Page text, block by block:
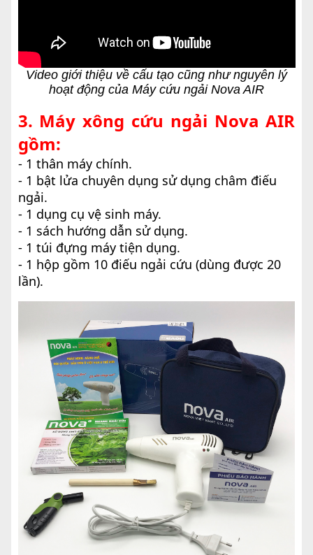
Video giới thiệu về cấu tạo cũng như nguyên lý
hoạt động của Máy cứu ngải Nova AIR
3. Máy xông cứu ngải Nova AIR
gồm:
- 1 thân máy chính.
- 1 bật lửa chuyên dụng sử dụng châm điếu
ngải.
- 1 dụng cụ vệ sinh máy.
- 1 sách hướng dẫn sử dụng.
- 1 túi đựng máy tiện dụng.
- 1 hộp gồm 10 điếu ngải cứu (dùng được 20
lần).